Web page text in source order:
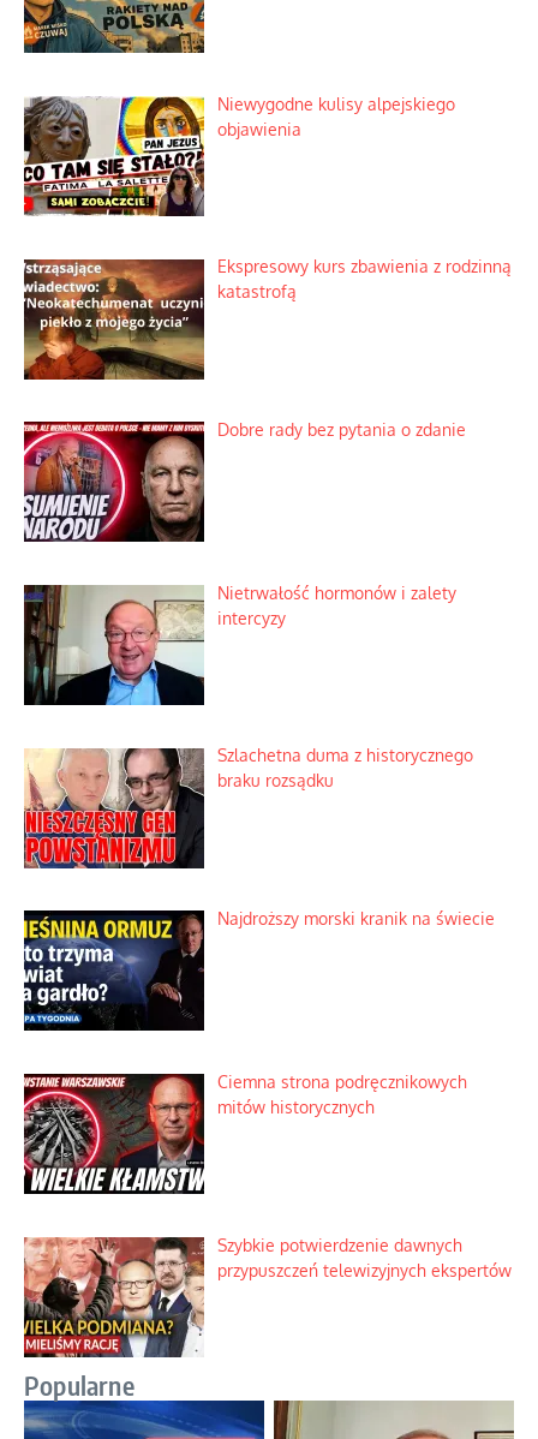
Niewygodne kulisy alpejskiego
objawienia
Ekspresowy kurs zbawienia z rodzinną
katastrofą
Dobre rady bez pytania o zdanie
Nietrwałość hormonów i zalety
intercyzy
Szlachetna duma z historycznego
braku rozsądku
Najdroższy morski kranik na świecie
Ciemna strona podręcznikowych
mitów historycznych
Szybkie potwierdzenie dawnych
przypuszczeń telewizyjnych ekspertów
Popularne